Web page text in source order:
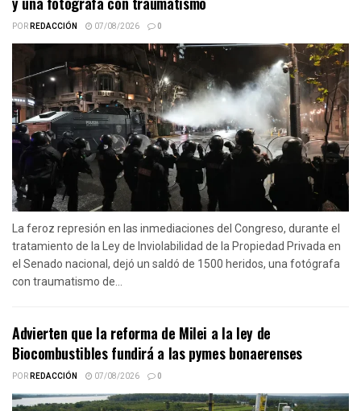
PORREDACCIÓN 07/08/2026 0
La feroz represión en las inmediaciones del Congreso, durante el
tratamiento de la Ley de Inviolabilidad de la Propiedad Privada en
el Senado nacional, dejó un saldó de 1500 heridos, una fotógrafa
con traumatismo de...
Advierten que la reforma de Milei a la ley de
Biocombustibles fundirá a las pymes bonaerenses
PORREDACCIÓN 07/08/2026 0